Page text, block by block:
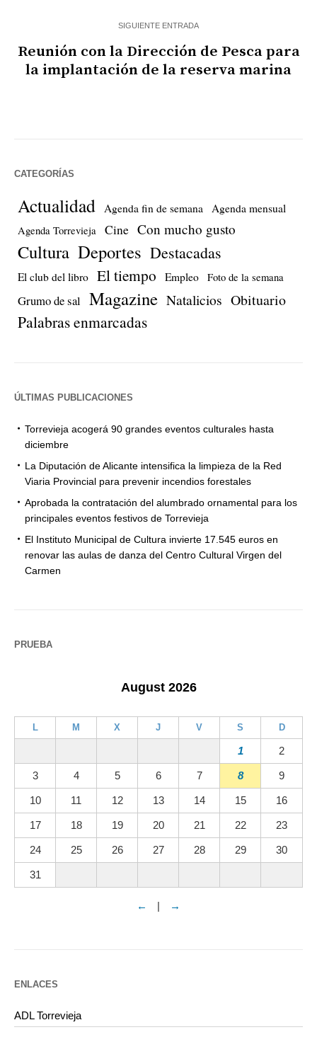
SIGUIENTE ENTRADA
Reunión con la Dirección de Pesca para
la implantación de la reserva marina
CATEGORÍAS
Actualidad Agenda fin de semana Agenda mensual
Agenda Torrevieja Cine Con mucho gusto
Cultura Deportes Destacadas
El club del libro El tiempo Empleo Foto de la semana
Grumo de sal Magazine Natalicios Obituario
Palabras enmarcadas
ÚLTIMAS PUBLICACIONES
Torrevieja acogerá 90 grandes eventos culturales hasta
diciembre
La Diputación de Alicante intensifica la limpieza de la Red
Viaria Provincial para prevenir incendios forestales
Aprobada la contratación del alumbrado ornamental para los
principales eventos festivos de Torrevieja
El Instituto Municipal de Cultura invierte 17.545 euros en
renovar las aulas de danza del Centro Cultural Virgen del
Carmen
PRUEBA
August 2026
L M X J V S D
1 2
3 4 5 6 7 8 9
10 11 12 13 14 15 16
17 18 19 20 21 22 23
24 25 26 27 28 29 30
31
← | →
ENLACES
ADL Torrevieja